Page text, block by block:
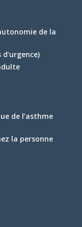
de la
de l’asthme
la personne